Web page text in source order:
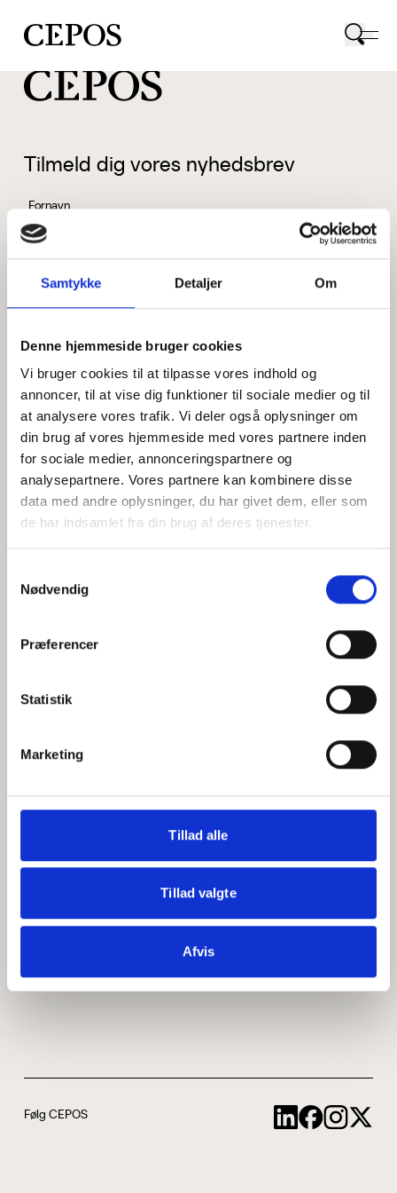
Samtykke Detaljer Om
Denne hjemmeside bruger cookies
Vi bruger cookies til at tilpasse vores indhold og
annoncer, til at vise dig funktioner til sociale medier og til
at analysere vores trafik. Vi deler også oplysninger om
din brug af vores hjemmeside med vores partnere inden
for sociale medier, annonceringspartnere og
analysepartnere. Vores partnere kan kombinere disse
data med andre oplysninger, du har givet dem, eller som
de har indsamlet fra din brug af deres tjenester.
Nødvendig
Præferencer
Statistik
Marketing
Tillad alle
Tillad valgte
Afvis
CEPOS logo
Tilmeld dig vores nyhedsbrev
Fornavn
Efternavn
Jeg accepterer behandlingen af mine personoplysninger i
henhold tilprivatlivspolitikken
Hvem er CEPOS
Medarbejdere
ABCepos
Podcast
Følg CEPOS